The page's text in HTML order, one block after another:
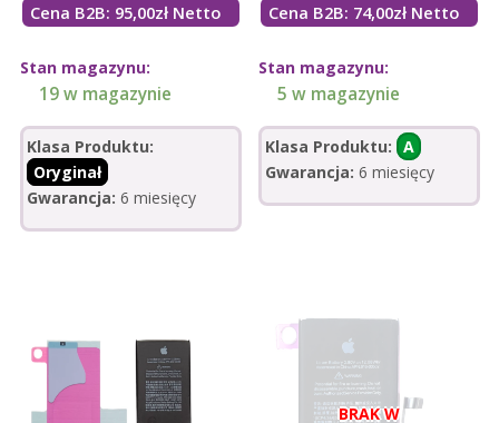
Cena B2B: 95,00zł Netto
Stan magazynu:
19 w magazynie
Klasa Produktu:
Oryginał
Gwarancja: 6 miesięcy
Cena B2B: 74,00zł Netto
Stan magazynu:
5 w magazynie
Klasa Produktu: A
Gwarancja: 6 miesięcy